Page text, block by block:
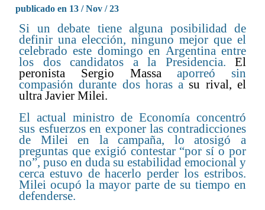
publicado en 13 / Nov / 23
Si un debate tiene alguna posibilidad de
definir una elección, ninguno mejor que el
celebrado este domingo en Argentina entre
los dos candidatos a la Presidencia. El
peronista Sergio Massaaporreó sin
compasión durante dos horas a su rival, el
ultra Javier Milei.
El actual ministro de Economía concentró
sus esfuerzos en exponer las contradicciones
de Milei en la campaña, lo atosigó a
preguntas que exigió contestar “por sí o por
no”, puso en duda su estabilidad emocional y
cerca estuvo de hacerlo perder los estribos.
Milei ocupó la mayor parte de su tiempo en
defenderse.